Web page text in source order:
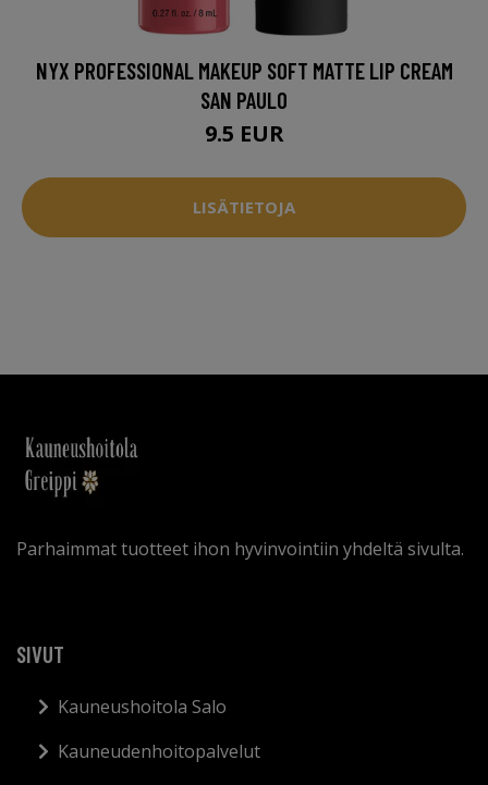
NYX PROFESSIONAL MAKEUP SOFT MATTE LIP CREAM
SAN PAULO
9.5 EUR
LISÄTIETOJA
Parhaimmat tuotteet ihon hyvinvointiin yhdeltä sivulta.
SIVUT
Kauneushoitola Salo
Kauneudenhoitopalvelut